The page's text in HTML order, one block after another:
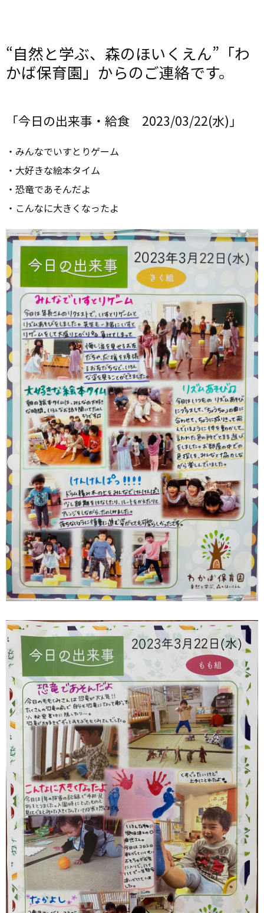
“自然と学ぶ、森のほいくえん”「わ
かば保育園」からのご連絡です。
「今日の出来事・給食 2023/03/22(水)」
・みんなでいすとりゲーム
・大好きな絵本タイム
・恐竜であそんだよ
・こんなに大きくなったよ